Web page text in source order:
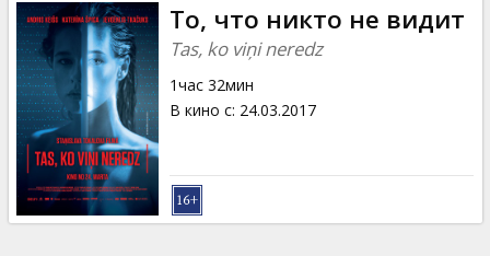
То, что никто не видит
Tas, ko viņi neredz
1час 32мин
В кино с: 24.03.2017